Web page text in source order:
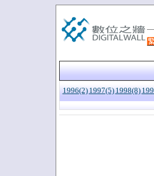
1996(2) 1997(5) 1998(8)